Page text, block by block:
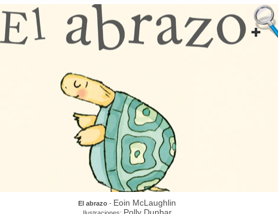
El abrazo - Eoin McLaughlin